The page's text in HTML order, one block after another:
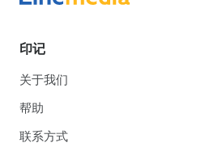
印记
关于我们
帮助
联系方式